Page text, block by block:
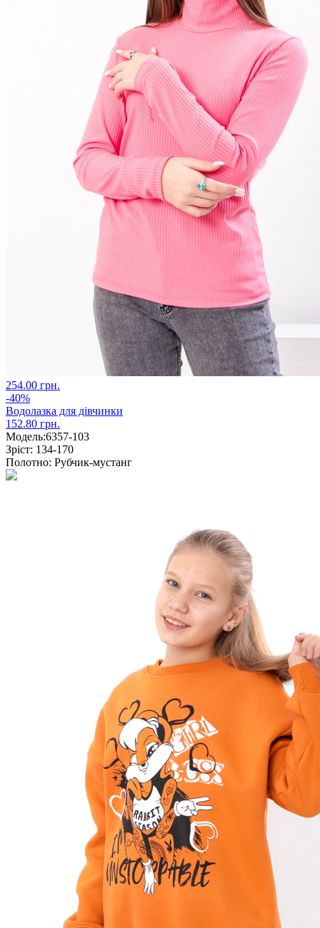
254.00 грн.
-40%
Водолазка для дівчинки
152.80 грн.
Модель:6357-103
Зріст: 134-170
Полотно: Рубчик-мустанг